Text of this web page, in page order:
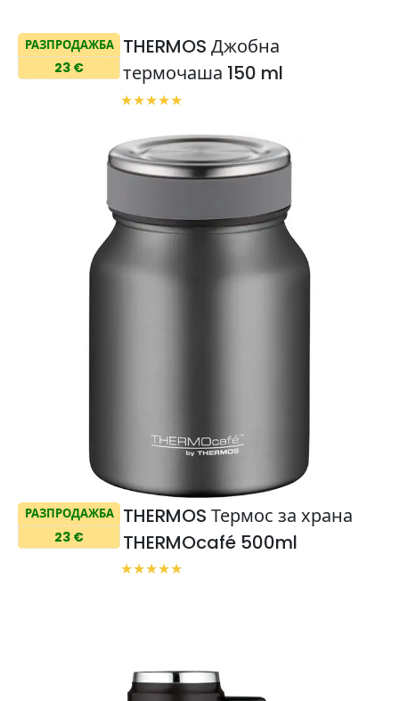
РАЗПРОДАЖБА
23 €
THERMOS Джобна
термочаша 150 ml
РАЗПРОДАЖБА
23 €
THERMOS Термос за храна
THERMOcafé 500ml